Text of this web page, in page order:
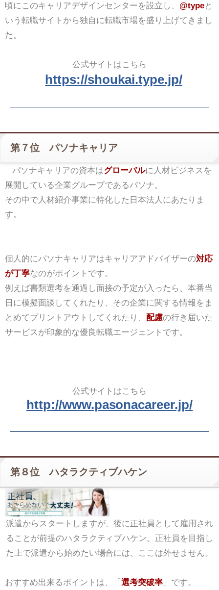
頃にこのキャリアデザインセンターを設立し、 @typeと
いう転職サイトから独自に転職市場を盛り上げてきまし
た。
公式サイトはこちら
https://shoukai.type.jp/
第７位 パソナキャリア
パソナキャリアの資本はグローバルに人材ビジネスを
展開している企業グループであるパソナ。
その中で人材紹介事業に特化した日本法人にあたりま
す。
個人的にパソナキャリアはキャリアアドバイザーの対応
が丁寧なのがポイントです。
例えば書類選考を通過し面接の予定が入ったら、本番当
日に模擬面談してくれたり、その企業に関する情報をま
とめてプリントアウトしてくれたり、 配慮の行き届いた
サービスが印象的な優良転職エージェントです。
公式サイトはこちら
http://www.pasonacareer.jp/
第８位 ハタラクティブハケン
派遣からスタートしますが、後に正社員として雇用され
ることが前提のハタラクティブハケン。正社員を目指し
た上で派遣から始めたい場合には、ここは外せません。
おすすめ出来るポイントは、「 選考突破率」です。